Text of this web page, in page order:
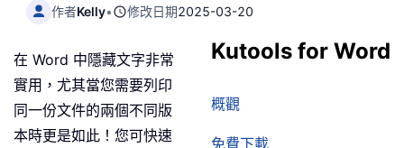
作者Kelly• 修改日期2025-03-20
Kutools for Word
概觀
免費下載
在 Word 中隱藏文字非常
實用，尤其當您需要列印
同一份文件的兩個不同版
本時更是如此！您可快速